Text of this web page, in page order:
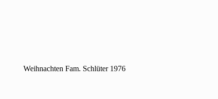
Weihnachten Fam. Schlüter 1976